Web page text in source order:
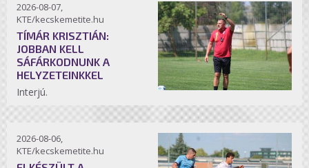
2026-08-07,
KTE/kecskemetite.hu
TÍMÁR KRISZTIÁN:
JOBBAN KELL
SÁFÁRKODNUNK A
HELYZETEINKKEL
Interjú.
2026-08-06,
KTE/kecskemetite.hu